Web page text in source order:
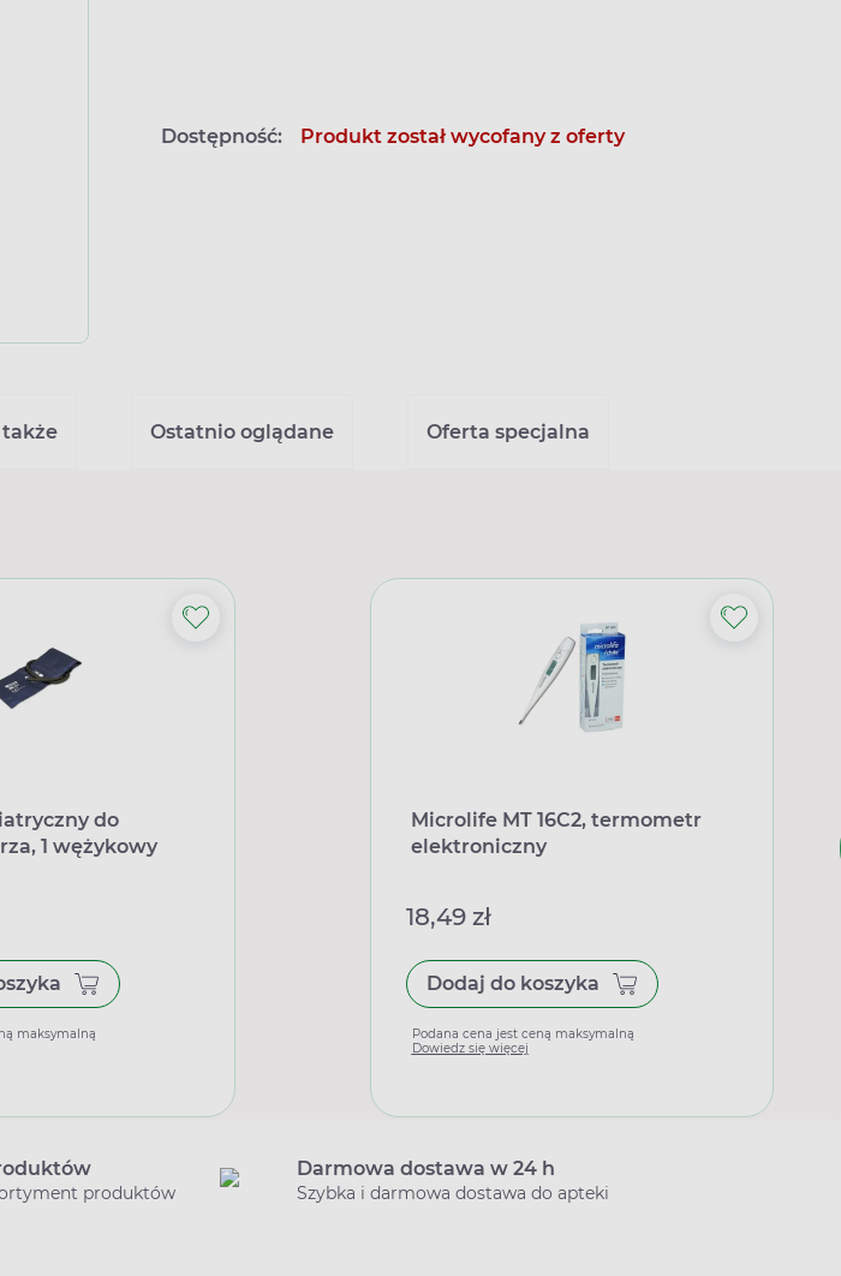
Dostępność: Produkt został wycofany z oferty
Ostatnio oglądane Oferta specjalna
do
1 wężykowy
maksymalną
Microlife MT 16C2, termometr
elektroniczny
18,49 zł
Dodaj do koszyka
Podana cena jest ceną maksymalną
Dowiedz się więcej
produktów
Darmowa dostawa w 24 h
Szybka i darmowa dostawa do apteki